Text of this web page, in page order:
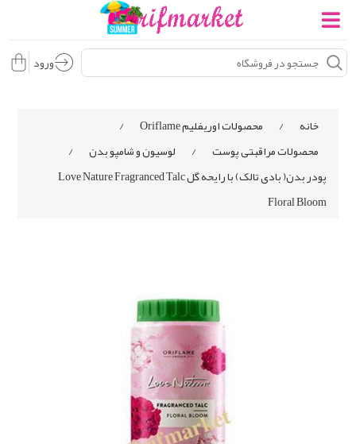
ورود
خانه / محصولات اوریفلیم Oriflame
/
محصولات مراقبتی پوست
/ لوسیون و شامپو بدن
/
پودر بدن( بادی تالک) با رایحه گل Love Nature Fragranced Talc
Floral Bloom